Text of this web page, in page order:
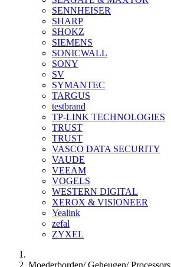
SENNHEISER
SHARP
SHOKZ
SIEMENS
SONICWALL
SONY
SV
SYMANTEC
TARGUS
testbrand
TP-LINK TECHNOLOGIES
TRUST
TRUST
VASCO DATA SECURITY
VAUDE
VEEAM
VOGELS
WESTERN DIGITAL
XEROX & VISIONEER
Yealink
zefal
ZYXEL
Moederborden/ Geheugen/ Processors